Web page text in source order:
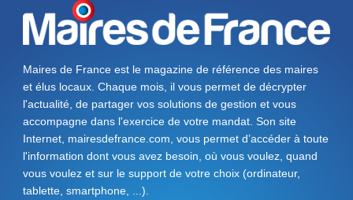
Maires de France est le magazine de référence des maires
et élus locaux. Chaque mois, il vous permet de décrypter
l'actualité, de partager vos solutions de gestion et vous
accompagne dans l'exercice de votre mandat. Son site
Internet, mairesdefrance.com, vous permet d’accéder à toute
l'information dont vous avez besoin, où vous voulez, quand
vous voulez et sur le support de votre choix (ordinateur,
tablette, smartphone, ...).